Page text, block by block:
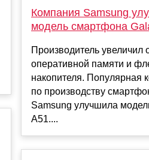
Компания Samsung
модель смартфона
Производитель увеличил
оперативной памяти и
накопителя. Популярная
по производству
Samsung улучшила
A51....